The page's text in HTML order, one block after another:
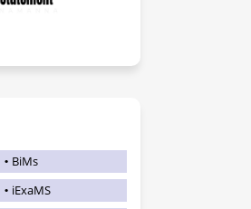
BiMs
iExaMS